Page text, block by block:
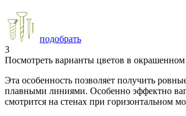
подобрать
3
Посмотреть варианты цветов в окрашенном
Эта особенность позволяет получить
плавными линиями. Особенно эффектно
смотрится на стенах при горизонтальном